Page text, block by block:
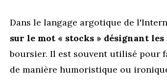
Dans le langage argotique de
sur le mot « stocks » désignant
boursier. Il est souvent utilisé pour
de manière humoristique ou